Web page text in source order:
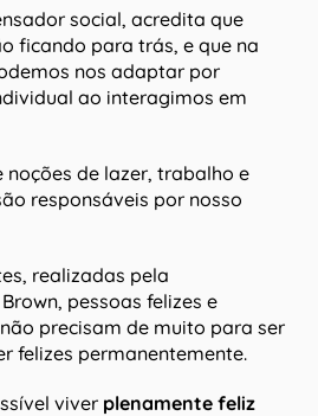
social, acredita que
ficando para trás, e que na
nos adaptar por
ao interagimos em
noções de lazer, trabalho e
responsáveis por nosso
realizadas pela
pessoas felizes e
precisam de muito para ser
felizes permanentemente.
viver plenamente feliz